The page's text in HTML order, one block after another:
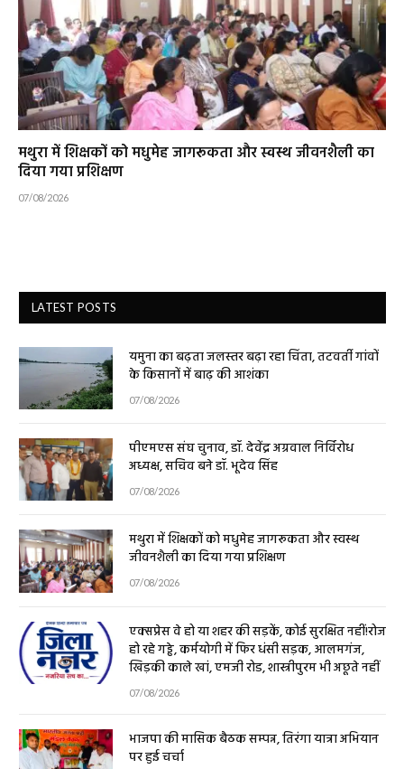
मथुरा में शिक्षकों को मधुमेह जागरूकता और स्वस्थ जीवनशैली का
दिया गया प्रशिक्षण
07/08/2026
LATEST POSTS
यमुना का बढ़ता जलस्तर बढ़ा रहा चिंता, तटवर्ती गांवों
के किसानों में बाढ़ की आशंका
07/08/2026
पीएमएस संघ चुनाव, डॉ. देवेंद्र अग्रवाल निर्विरोध
अध्यक्ष, सचिव बने डॉ. भूदेव सिंह
07/08/2026
मथुरा में शिक्षकों को मधुमेह जागरूकता और स्वस्थ
जीवनशैली का दिया गया प्रशिक्षण
07/08/2026
एक्सप्रेस वे हो या शहर की सड़कें, कोई सुरक्षित नहीं!रोज
हो रहे गड्ढे, कर्मयोगी में फिर धंसी सड़क, आलमगंज,
खिड़की काले खां, एमजी रोड, शास्त्रीपुरम भी अछूते नहीं
07/08/2026
भाजपा की मासिक बैठक सम्पन्न, तिरंगा यात्रा अभियान
पर हुई चर्चा